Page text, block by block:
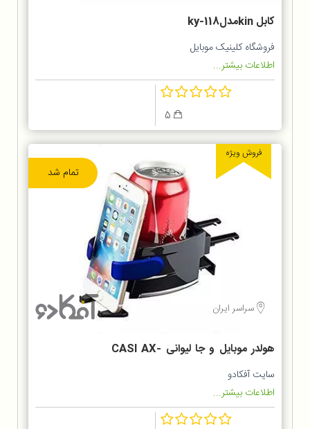
کابل kinمدلky-118
فروشگاه کلینیک موبایل
اطلاعات بیشتر...
تمام شد
فروش ویژه
سراسر ایران
هولدر موبایل و جا لیوانی CASI AX-
A8
سایت آفکادو
اطلاعات بیشتر...